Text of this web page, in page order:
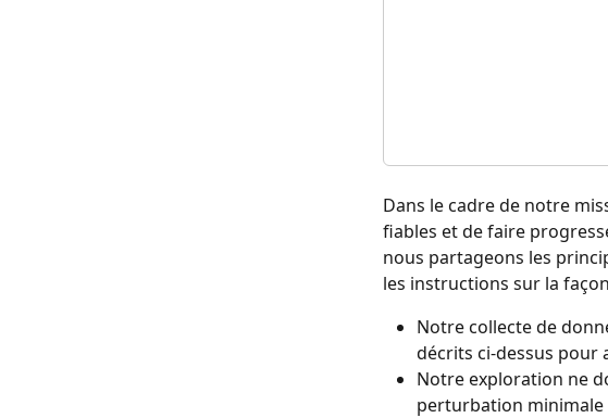
Dans le cadre de notre
fiables et de faire
nous partageons les
les instructions sur la
Notre collecte de
décrits ci-dessus pour
Notre exploration ne
perturbation minimale